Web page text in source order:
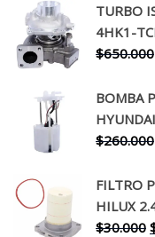
TURBO
4HK1-
$650.000
BOMBA
$260.000
FILTRO
HILUX
$30.000